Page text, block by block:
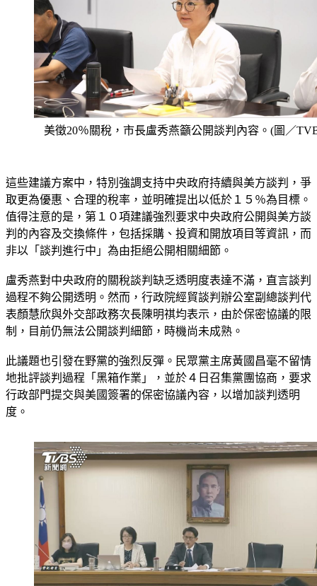
美徵20％關稅，市長盧秀燕籲公開談判內容。(圖／
這些建議方案中，特別強調支持中央政府持續與美方談判，爭
取更為優惠、合理的稅率，並明確提出以低於１５％為目標。
值得注意的是，第１０項建議強烈要求中央政府公開與美方談
判的內容及交換條件，包括採購、投資和開放項目等資訊，而
非以「談判進行中」為由拒絕公開相關細節。
盧秀燕對中央政府的關稅談判缺乏透明度表達不滿，直言談判
過程不夠公開透明。然而，行政院經貿談判辦公室副總談判代
表顏慧欣與外交部政務次長陳明祺均表示，由於保密協議的限
制，目前仍無法公開談判細節，時機尚未成熟。
此議題也引發在野黨的強烈反彈。民眾黨主席黃國昌毫不留情
地批評談判過程「黑箱作業」，並於４日召集黨團協商，要求
行政部門提交與美國簽署的保密協議內容，以增加談判透明
度。